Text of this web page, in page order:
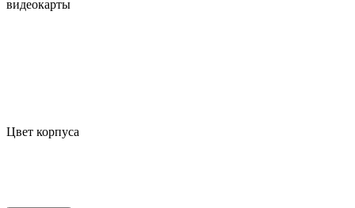
видеокарты
Цвет корпуса